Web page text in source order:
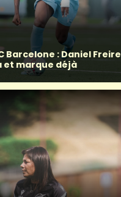
Barcelone : Daniel Freire
et marque déjà